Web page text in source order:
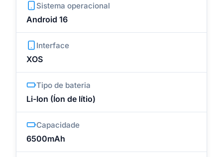
Sistema operacional
Android 16
Interface
XOS
Tipo de bateria
Li-Ion (Íon de lítio)
Capacidade
6500mAh